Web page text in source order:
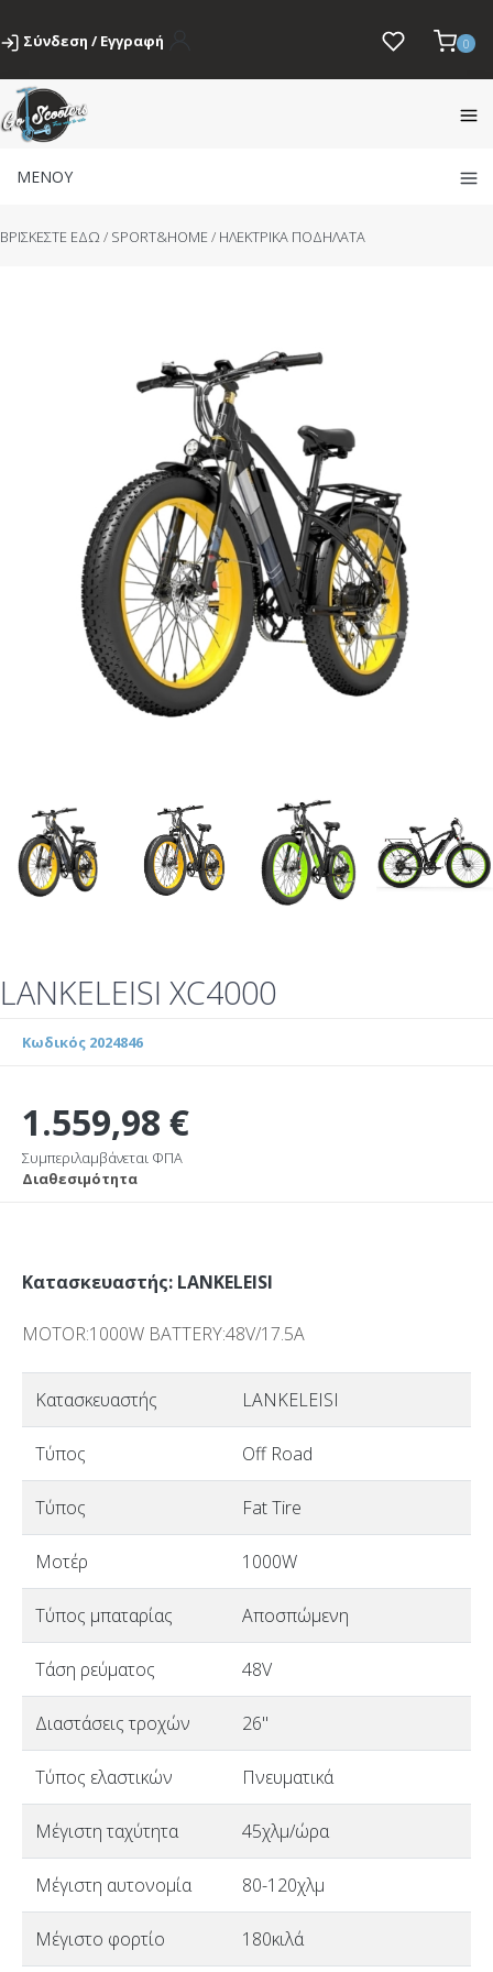
Σύνδεση / Εγγραφή 0
ΜΕΝΟΥ
BΡΙΣΚΕΣΤΕ ΕΔΩ / SPORT&HOME/ ΗΛΕΚΤΡΙΚΑ ΠΟΔΗΛΑΤΑ
LANKELEISI XC4000
Κωδικός 2024846
1.559,98 €
Συμπεριλαμβάνεται ΦΠΑ
Διαθεσιμότητα
Κατασκευαστής: LANKELEISI
MOTOR:1000W BATTERY:48V/17.5A
Κατασκευαστής LANKELEISI
Τύπος Off Road
Τύπος Fat Tire
Μοτέρ 1000W
Τύπος μπαταρίας Αποσπώμενη
Τάση ρεύματος 48V
Διαστάσεις τροχών 26"
Τύπος ελαστικών Πνευματικά
Μέγιστη ταχύτητα 45χλμ/ώρα
Μέγιστη αυτονομία 80-120χλμ
Μέγιστο φορτίο 180κιλά